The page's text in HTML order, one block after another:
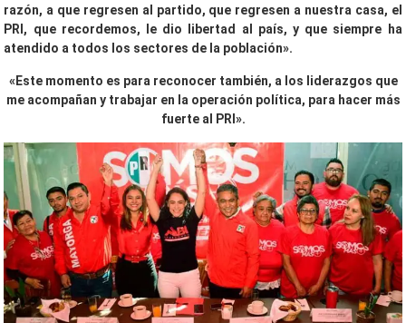
razón, a que regresen al partido, que regresen a nuestra casa, el
PRI, que recordemos, le dio libertad al país, y que siempre ha
atendido a todos los sectores de la población».
«Este momento es para reconocer también, a los liderazgos que
me acompañan y trabajar en la operación política, para hacer más
fuerte al PRI».